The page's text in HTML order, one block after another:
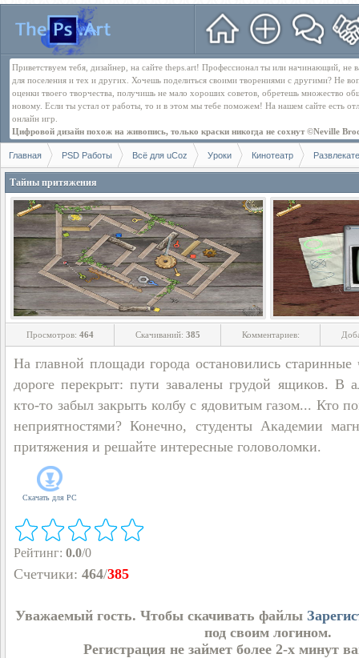
Приветствуем тебя, дизайнер, на сайте theps.art! Профессионал ты или начинающий,
для поселения и тех и других. Хочешь поделиться своими творениями с другими? Не
оценки твоего творчества, получишь не мало хороших советов, обретешь множество
новому. Если ты устал от работы, то и в этом мы тебе поможем! На нашем сайте есть
онлайн игр.
Цифровой дизайн похож на живопись, только краски никогда не сохнут ©Neville
Главная PSD Работы Всё для uCoz Уроки Кинотеатр
Тайны притяжения
Просмотров: 464 Скачиваний: 385 Комментариев:
На главной площади города остановились
дороге перекрыт: пути завалены грудой ящиков. В
кто-то забыл закрыть колбу с ядовитым газом... Кто
неприятностями? Конечно, студенты Академии
притяжения и решайте интересные головоломки.
Скачать для PC
Рейтинг: 0.0/0
Счетчики: 464/385
Уважаемый гость. Чтобы скачивать файлы
под своим логином.
Регистрация не займет более 2-х минут